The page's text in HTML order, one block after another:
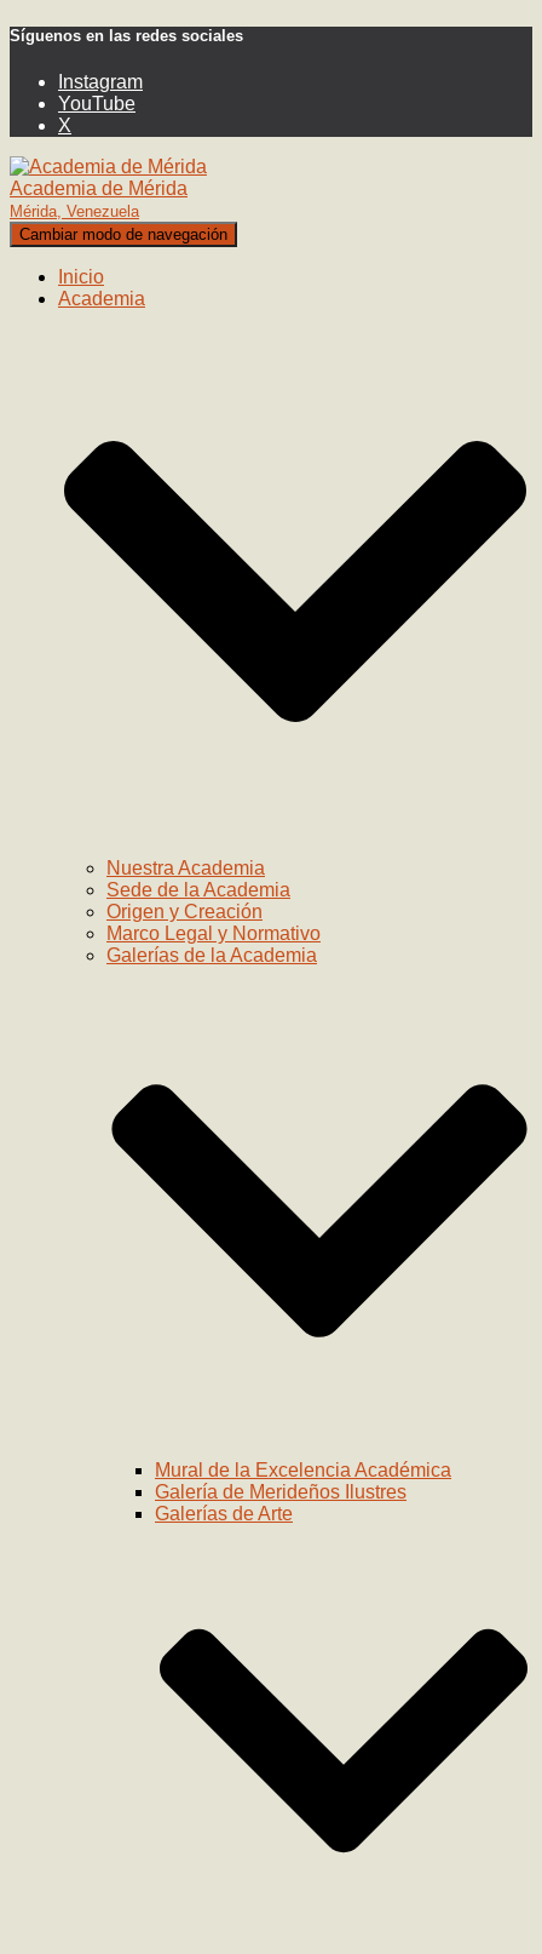
Síguenos en las redes sociales
Instagram
YouTube
X
Academia de Mérida
Mérida, Venezuela
Cambiar modo de navegación
Inicio
Academia
Nuestra Academia
Sede de la Academia
Origen y Creación
Marco Legal y Normativo
Galerías de la Academia
Mural de la Excelencia Académica
Galería de Merideños Ilustres
Galerías de Arte